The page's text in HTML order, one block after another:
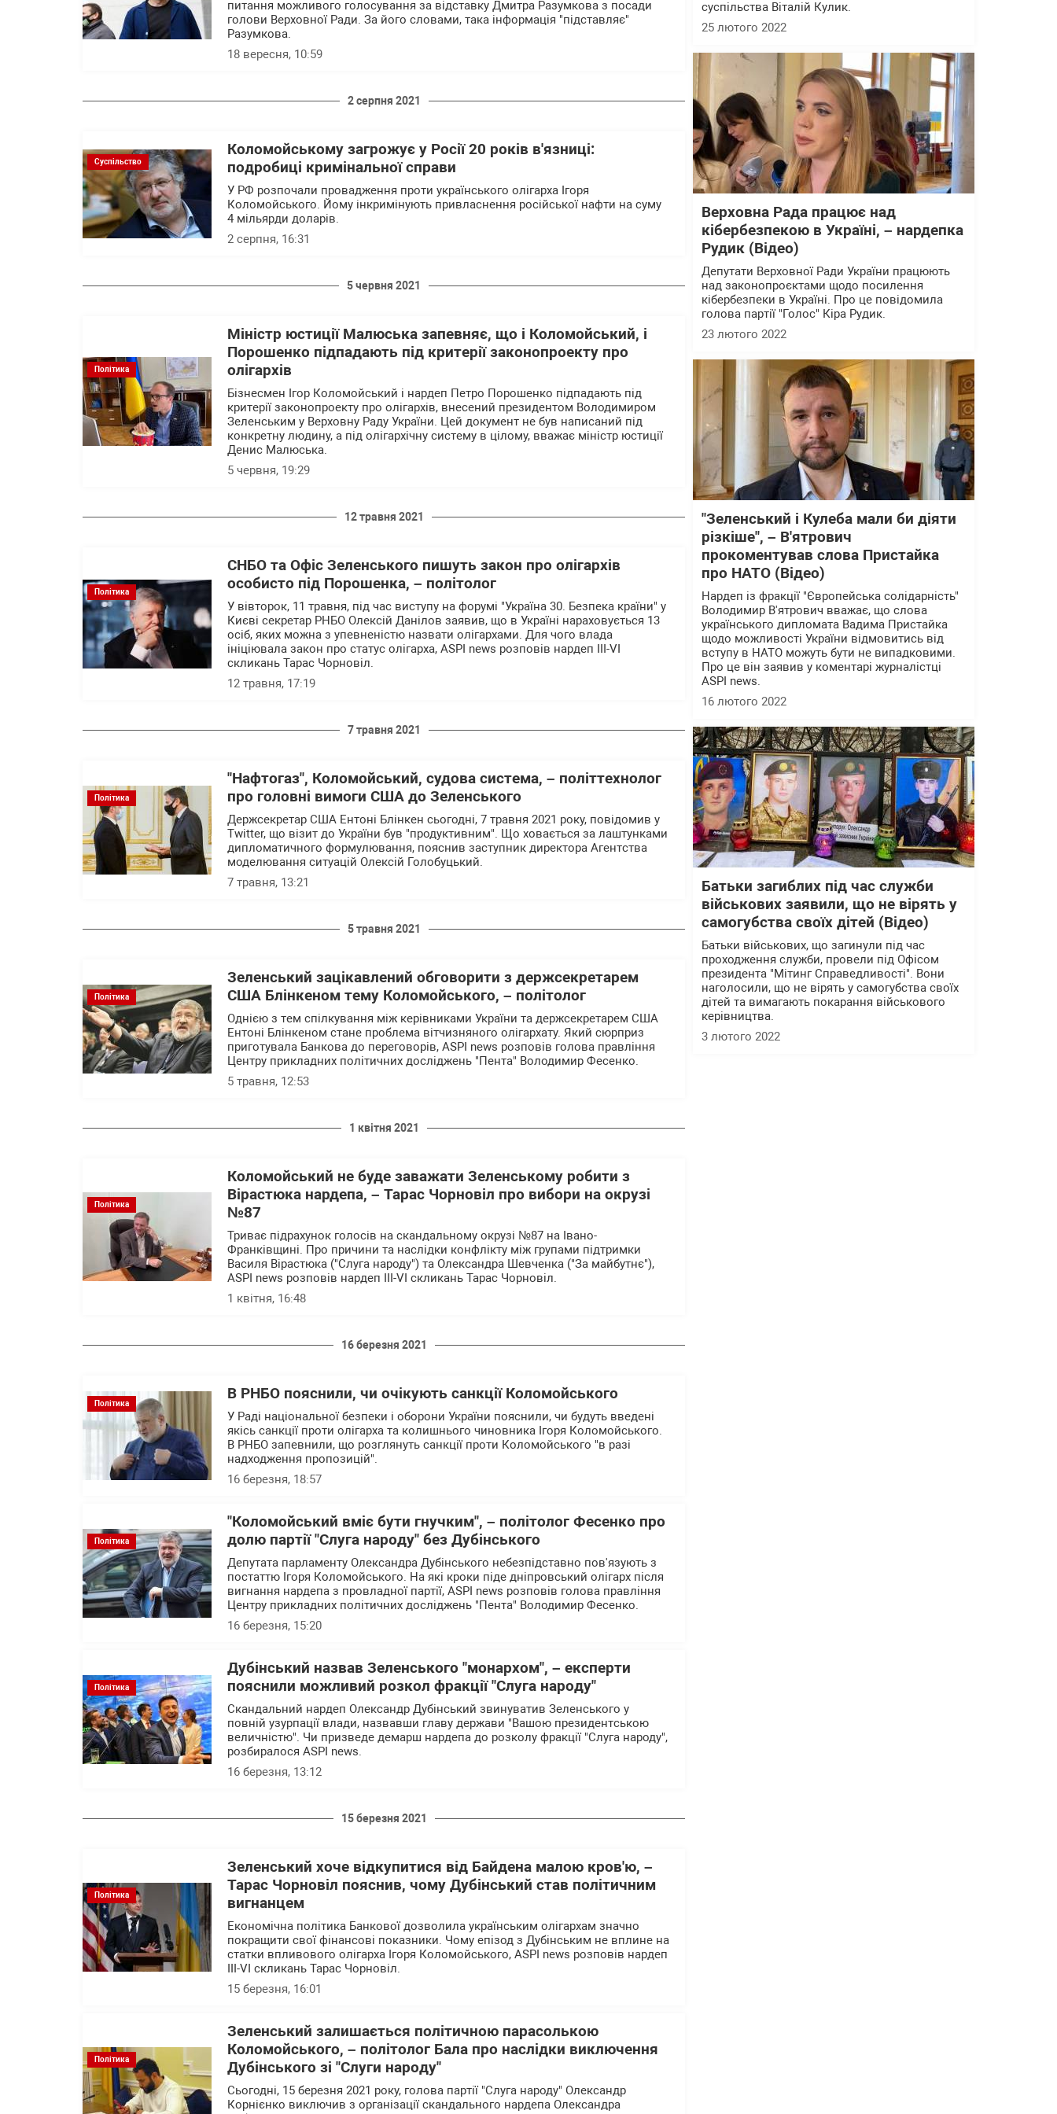
питання можливого голосування за відставку Дмитра Разумкова з посади
голови Верховної Ради. За його словами, така інформація "підставляє"
Разумкова.
18 вересня, 10:59
2 серпня 2021
Суспільство
Коломойському загрожує у Росії 20 років в'язниці:
подробиці кримінальної справи
У РФ розпочали провадження проти українського олігарха Ігоря
Коломойського. Йому інкримінують привласнення російської нафти на суму
4 мільярди доларів.
2 серпня, 16:31
5 червня 2021
Політика
Міністр юстиції Малюська запевняє, що і Коломойський, і
Порошенко підпадають під критерії законопроекту про
олігархів
Бізнесмен Ігор Коломойський і нардеп Петро Порошенко підпадають під
критерії законопроекту про олігархів, внесений президентом Володимиром
Зеленським у Верховну Раду України. Цей документ не був написаний під
конкретну людину, а під олігархічну систему в цілому, вважає міністр юстиції
Денис Малюська.
5 червня, 19:29
12 травня 2021
Політика
СНБО та Офіс Зеленського пишуть закон про олігархів
особисто під Порошенка, – політолог
У вівторок, 11 травня, під час виступу на форумі "Україна 30. Безпека країни" у
Києві секретар РНБО Олексій Данілов заявив, що в Україні нараховується 13
осіб, яких можна з упевненістю назвати олігархами. Для чого влада
ініціювала закон про статус олігарха, ASPI news розповів нардеп III-VI
скликань Тарас Чорновіл.
12 травня, 17:19
7 травня 2021
Політика
"Нафтогаз", Коломойський, судова система, – політтехнолог
про головні вимоги США до Зеленського
Держсекретар США Ентоні Блінкен сьогодні, 7 травня 2021 року, повідомив у
Twitter, що візит до України був "продуктивним". Що ховається за лаштунками
дипломатичного формулювання, пояснив заступник директора Агентства
моделювання ситуацій Олексій Голобуцький.
7 травня, 13:21
5 травня 2021
Політика
Зеленський зацікавлений обговорити з держсекретарем
США Блінкеном тему Коломойського, – політолог
Однією з тем спілкування між керівниками України та держсекретарем США
Ентоні Блінкеном стане проблема вітчизняного олігархату. Який сюрприз
приготувала Банкова до переговорів, ASPI news розповів голова правління
Центру прикладних політичних досліджень "Пента" Володимир Фесенко.
5 травня, 12:53
1 квітня 2021
Політика
Коломойський не буде заважати Зеленському робити з
Вірастюка нардепа, – Тарас Чорновіл про вибори на окрузі
№87
Триває підрахунок голосів на скандальному окрузі №87 на Івано-
Франківщині. Про причини та наслідки конфлікту між групами підтримки
Василя Вірастюка ("Слуга народу") та Олександра Шевченка ("За майбутнє"),
ASPI news розповів нардеп III-VI скликань Тарас Чорновіл.
1 квітня, 16:48
16 березня 2021
Політика
В РНБО пояснили, чи очікують санкції Коломойського
У Раді національної безпеки і оборони України пояснили, чи будуть введені
якісь санкції проти олігарха та колишнього чиновника Ігоря Коломойського.
В РНБО запевнили, що розглянуть санкції проти Коломойського "в разі
надходження пропозицій".
16 березня, 18:57
Політика
"Коломойський вміє бути гнучким", – політолог Фесенко про
долю партії "Слуга народу" без Дубінського
Депутата парламенту Олександра Дубінського небезпідставно пов'язують з
постаттю Ігоря Коломойського. На які кроки піде дніпровський олігарх після
вигнання нардепа з провладної партії, ASPI news розповів голова правління
Центру прикладних політичних досліджень "Пента" Володимир Фесенко.
16 березня, 15:20
Політика
Дубінський назвав Зеленського "монархом", – експерти
пояснили можливий розкол фракції "Слуга народу"
Скандальний нардеп Олександр Дубінський звинуватив Зеленського у
повній узурпації влади, назвавши главу держави "Вашою президентською
величністю". Чи призведе демарш нардепа до розколу фракції "Слуга народу",
розбиралося ASPI news.
16 березня, 13:12
15 березня 2021
Політика
Зеленський хоче відкупитися від Байдена малою кров'ю, –
Тарас Чорновіл пояснив, чому Дубінський став політичним
вигнанцем
Економічна політика Банкової дозволила українським олігархам значно
покращити свої фінансові показники. Чому епізод з Дубінським не вплине на
статки впливового олігарха Ігоря Коломойського, ASPI news розповів нардеп
III-VI скликань Тарас Чорновіл.
15 березня, 16:01
Політика
Зеленський залишається політичною парасолькою
Коломойського, – політолог Бала про наслідки виключення
Дубінського зі "Слуги народу"
Сьогодні, 15 березня 2021 року, голова партії "Слуга народу" Олександр
Корнієнко виключив з організації скандального нардепа Олександра
суспільства Віталій Кулик.
25 лютого 2022
Верховна Рада працює над
кібербезпекою в Україні, – нардепка
Рудик (Відео)
Депутати Верховної Ради України працюють
над законопроєктами щодо посилення
кібербезпеки в Україні. Про це повідомила
голова партії "Голос" Кіра Рудик.
23 лютого 2022
"Зеленський і Кулеба мали би діяти
різкіше", – В'ятрович
прокоментував слова Пристайка
про НАТО (Відео)
Нардеп із фракції "Європейська солідарність"
Володимир В'ятрович вважає, що слова
українського дипломата Вадима Пристайка
щодо можливості України відмовитись від
вступу в НАТО можуть бути не випадковими.
Про це він заявив у коментарі журналістці
ASPI news.
16 лютого 2022
Батьки загиблих під час служби
військових заявили, що не вірять у
самогубства своїх дітей (Відео)
Батьки військових, що загинули під час
проходження служби, провели під Офісом
президента "Мітинг Справедливості". Вони
наголосили, що не вірять у самогубства своїх
дітей та вимагають покарання військового
керівництва.
3 лютого 2022